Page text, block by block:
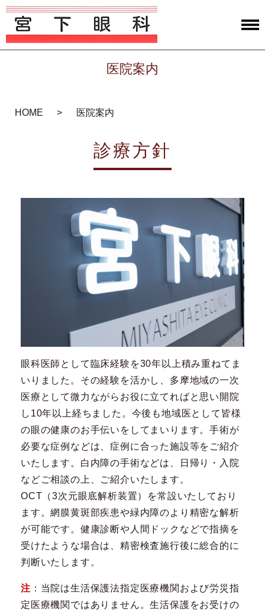
医院案内
HOME 医院案内
診療方針
眼科医師として臨床経験を30年以上積み重ねてま
いりました。その経験を活かし、多摩地域の一次
医療として微力ながらお役に立てればと思い開院
し10年以上経ちました。今後も地域医として皆様
の眼の健康のお手伝いをしてまいります。手術が
必要な症例などは、症例に合った施設等をご紹介
いたします。白内障の手術などは、日帰り・入院
などご相談の上、ご紹介いたします。
OCT（3次元眼底解析装置）を常設いたしており
ます。網膜黄斑部疾患や緑内障のより精密な解析
が可能です。健康診断や人間ドックなどで指摘を
受けたような場合は、精密検査施行後に総合的に
判断いたします。
注 ：当院は生活保護法指定医療機関および労災指
定医療機関ではありません。生活保護をお受けの